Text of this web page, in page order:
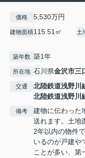
価格 5,530万円
建物面積115.51㎡ 土
築年数 築1年
所在地 石川県金沢市三
交通 北陸鉄道浅野川
北陸鉄道浅野川
備考
建物に伝わった
送れます。土地
2年以内の物件
いるのが戸建や
ことが多い、第